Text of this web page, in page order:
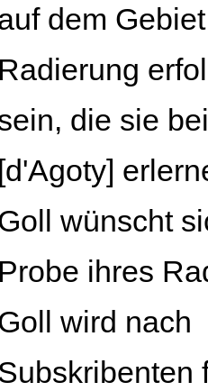
dem
Radierung
die sie
[d'Agoty]
wünscht
Probe ihres
wird nach